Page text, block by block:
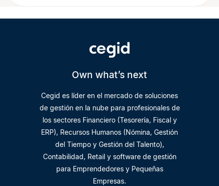
Own what’s next
Cegid es líder en el mercado de soluciones
de gestión en la nube para profesionales de
los sectores Financiero (Tesorería, Fiscal y
ERP), Recursos Humanos (Nómina, Gestión
del Tiempo y Gestión del Talento),
Contabilidad, Retail y software de gestión
para Emprendedores y Pequeñas
Empresas.